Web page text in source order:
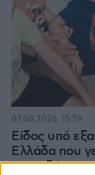
Είδος υπό
Ελλάδα που
τα
07.08.2026, 15:59